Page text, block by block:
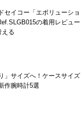
セイコー「エボリューショ
の着用レビュー
える
」サイズへ！ケースサイズ
作腕時計5選